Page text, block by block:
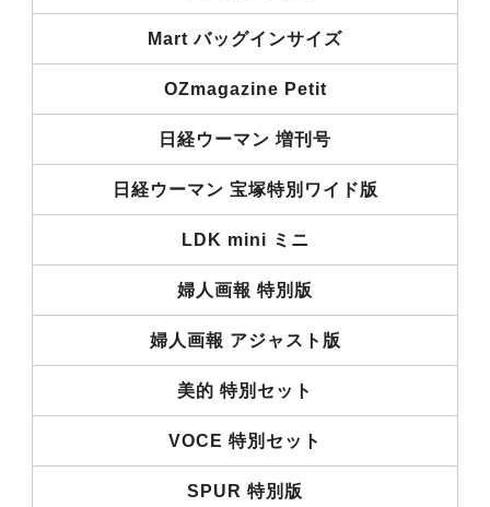
Mart バッグインサイズ
OZmagazine Petit
日経ウーマン 増刊号
日経ウーマン 宝塚特別ワイド版
LDK mini ミニ
婦人画報 特別版
婦人画報 アジャスト版
美的 特別セット
VOCE 特別セット
SPUR 特別版